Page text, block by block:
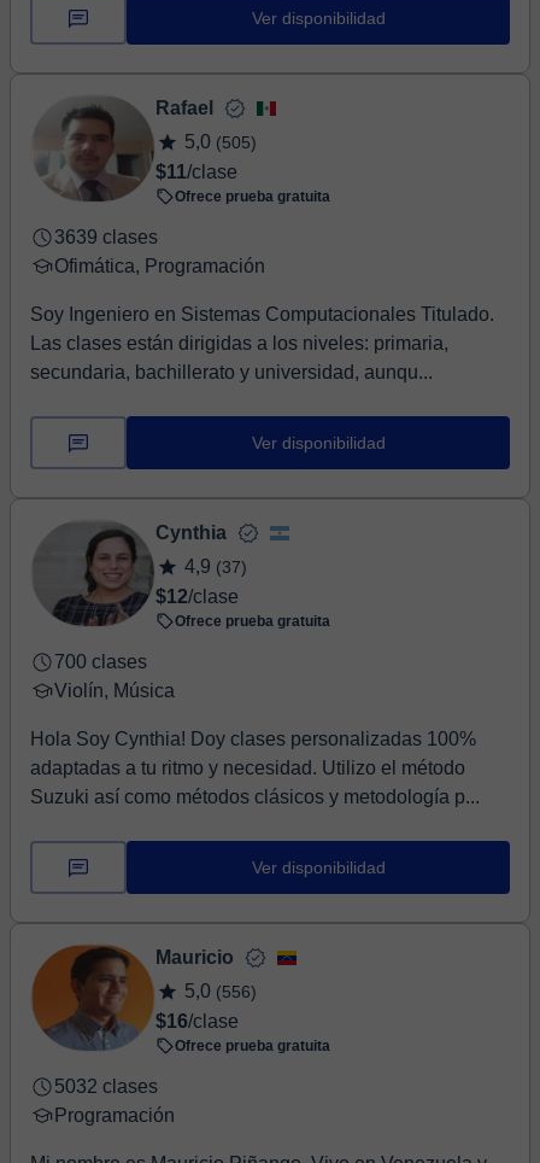
Ver disponibilidad
Rafael
5,0 (505)
$11/clase
Ofrece prueba gratuita
3639 clases
Ofimática, Programación
Soy Ingeniero en Sistemas Computacionales Titulado.
Las clases están dirigidas a los niveles: primaria,
secundaria, bachillerato y universidad, aunqu...
Ver disponibilidad
Cynthia
4,9 (37)
$12/clase
Ofrece prueba gratuita
700 clases
Violín, Música
Hola Soy Cynthia! Doy clases personalizadas 100%
adaptadas a tu ritmo y necesidad. Utilizo el método
Suzuki así como métodos clásicos y metodología p...
Ver disponibilidad
Mauricio
5,0 (556)
$16/clase
Ofrece prueba gratuita
5032 clases
Programación